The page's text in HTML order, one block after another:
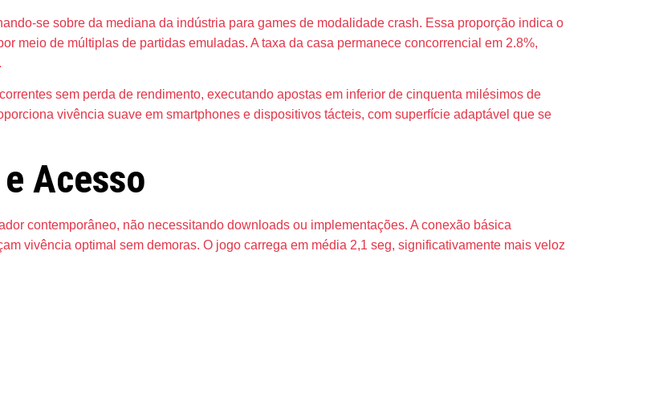
se sobre da mediana da indústria para games de modalidade crash. Essa proporção indica o
meio de múltiplas de partidas emuladas. A taxa da casa permanece concorrencial em 2.8%,
sem perda de rendimento, executando apostas em inferior de cinquenta milésimos de
vivência suave em smartphones e dispositivos tácteis, com superfície adaptável que se
Acesso
contemporâneo, não necessitando downloads ou implementações. A conexão básica
vivência optimal sem demoras. O jogo carrega em média 2,1 seg, significativamente mais veloz